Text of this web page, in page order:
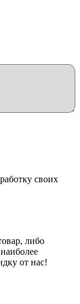
своих
либо
от нас!